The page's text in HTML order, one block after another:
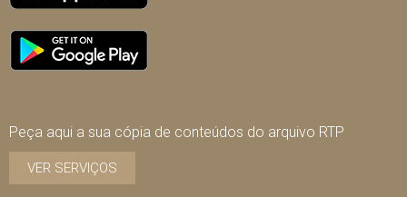
Peça aqui a sua cópia de conteúdos do arquivo RTP
VER SERVIÇOS